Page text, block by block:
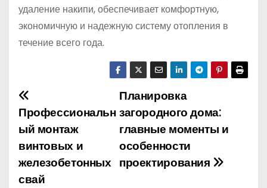
удаление накипи, обеспечивает комфортную,
экономичную и надежную систему отопления в
течение всего года.
Н
а
в
и
Планировка
загородного дома:
главные моменты и
особенности
проектирования
Профессиональн
ый монтаж
винтовых и
железобетонных
свай